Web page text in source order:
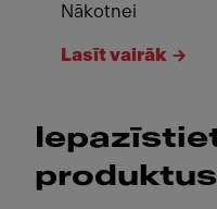
Nākotnei
Lasīt vairāk
produktus